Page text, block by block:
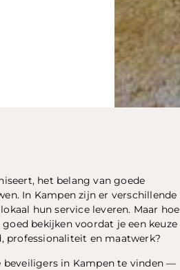
het belang van goede
In Kampen zijn er verschillende
hun service leveren. Maar hoe
bekijken voordat je een keuze
professionaliteit en maatwerk?
beveiligers in Kampen te vinden —